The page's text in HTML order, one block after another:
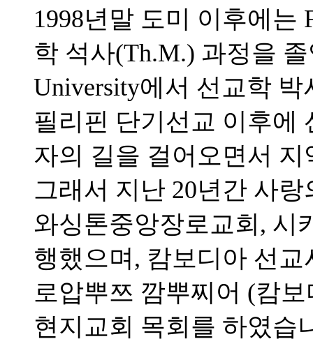
1998년말 도미 이후에는
학 석사(Th.M.) 과정을
University에서 선교학
필리핀 단기선교 이후에
자의 길을 걸어오면서
그래서 지난 20년간 사
와싱톤중앙장로교회, 시
행했으며, 캄보디아 선
로압뿌쯔 깜뿌찌어 (캄
현지교회 목회를 하였습